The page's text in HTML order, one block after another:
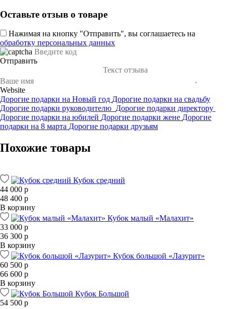
Оставьте отзыв о товаре
Нажимая на кнопку "Отправить", вы соглашаетесь на
обработку персональных данных
Отправить
Website
Дорогие подарки на Новый год Дорогие подарки на свадьбу
Дорогие подарки руководителю Дорогие подарки директору
Дорогие подарки на юбилей Дорогие подарки жене Дорогие
подарки на 8 марта Дорогие подарки друзьям
Похожие товары
Кубок средний
44 000 р
48 400 р
В корзину
Кубок малый «Малахит»
33 000 р
36 300 р
В корзину
Кубок большой «Лазурит»
60 500 р
66 600 р
В корзину
Кубок Большой
54 500 р